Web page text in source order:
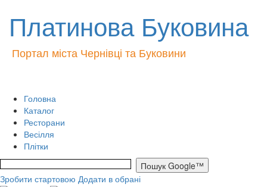
Платинова Буковина
Портал міста Чернівці та Буковини
Головна
Каталог
Ресторани
Весілля
Плітки
Зробити стартовою Додати в обрані